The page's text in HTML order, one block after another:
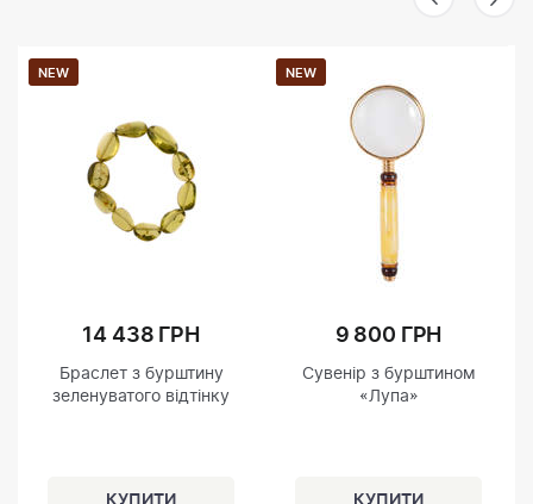
NEW
14 438 ГРН
Браслет з бурштину
зеленуватого відтінку
NEW
9 800 ГРН
Сувенір з бурштином
«Лупа»